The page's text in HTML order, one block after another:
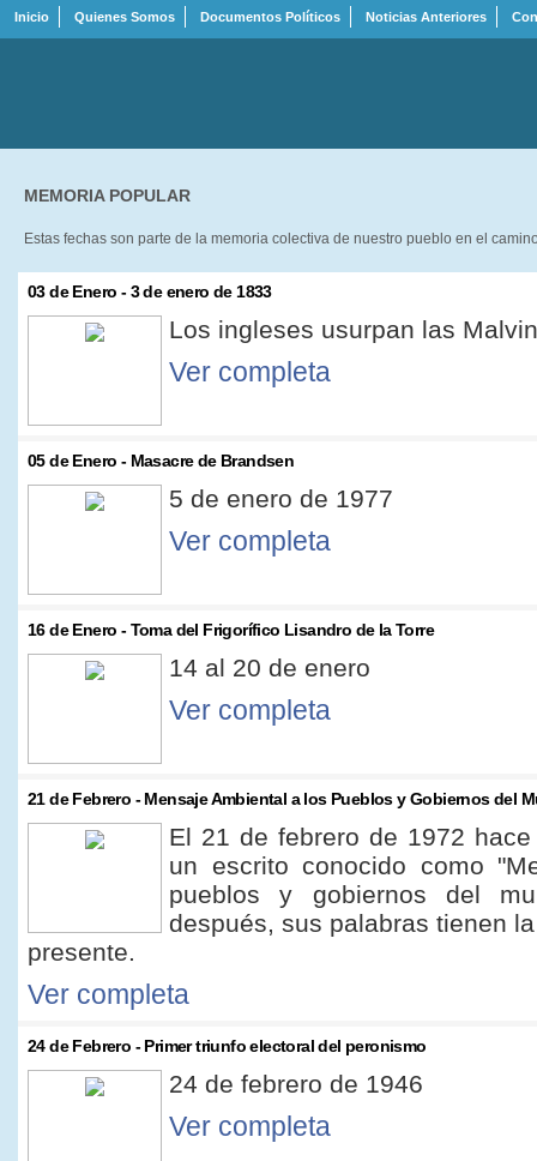
Inicio Quienes Somos Documentos Políticos Noticias Anteriores
MEMORIA POPULAR
Estas fechas son parte de la memoria colectiva de nuestro pueblo en el
03 de Enero - 3 de enero de 1833
Los ingleses usurpan las
Ver completa
05 de Enero - Masacre de Brandsen
5 de enero de 1977
Ver completa
16 de Enero - Toma del Frigorífico Lisandro de la Torre
14 al 20 de enero
Ver completa
21 de Febrero - Mensaje Ambiental a los Pueblos y Gobiernos del
El 21 de febrero de 1972
un escrito conocido como
pueblos y gobiernos del
después, sus palabras tienen
presente.
Ver completa
24 de Febrero - Primer triunfo electoral del peronismo
24 de febrero de 1946
Ver completa